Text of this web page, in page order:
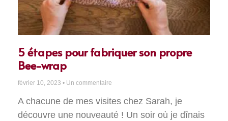
5 étapes pour fabriquer son propre
Bee-wrap
février 10, 2023 Un commentaire
A chacune de mes visites chez Sarah, je
découvre une nouveauté ! Un soir où je dînais